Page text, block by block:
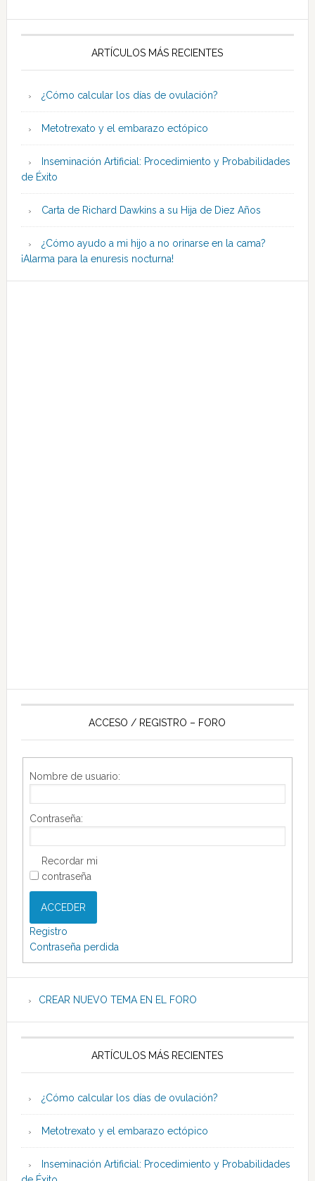
ARTÍCULOS MÁS RECIENTES
¿Cómo calcular los días de ovulación?
Metotrexato y el embarazo ectópico
Inseminación Artificial: Procedimiento y Probabilidades
de Éxito
Carta de Richard Dawkins a su Hija de Diez Años
¿Cómo ayudo a mi hijo a no orinarse en la cama?
¡Alarma para la enuresis nocturna!
ACCESO / REGISTRO – FORO
Nombre de usuario:
Contraseña:
Recordar mi
contraseña
ACCEDER
Registro
Contraseña perdida
CREAR NUEVO TEMA EN EL FORO
ARTÍCULOS MÁS RECIENTES
¿Cómo calcular los días de ovulación?
Metotrexato y el embarazo ectópico
Inseminación Artificial: Procedimiento y Probabilidades